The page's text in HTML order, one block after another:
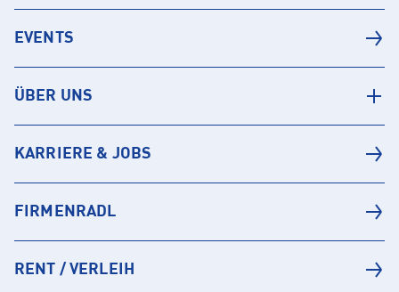
EVENTS
ÜBER UNS
KARRIERE & JOBS
FIRMENRADL
RENT / VERLEIH